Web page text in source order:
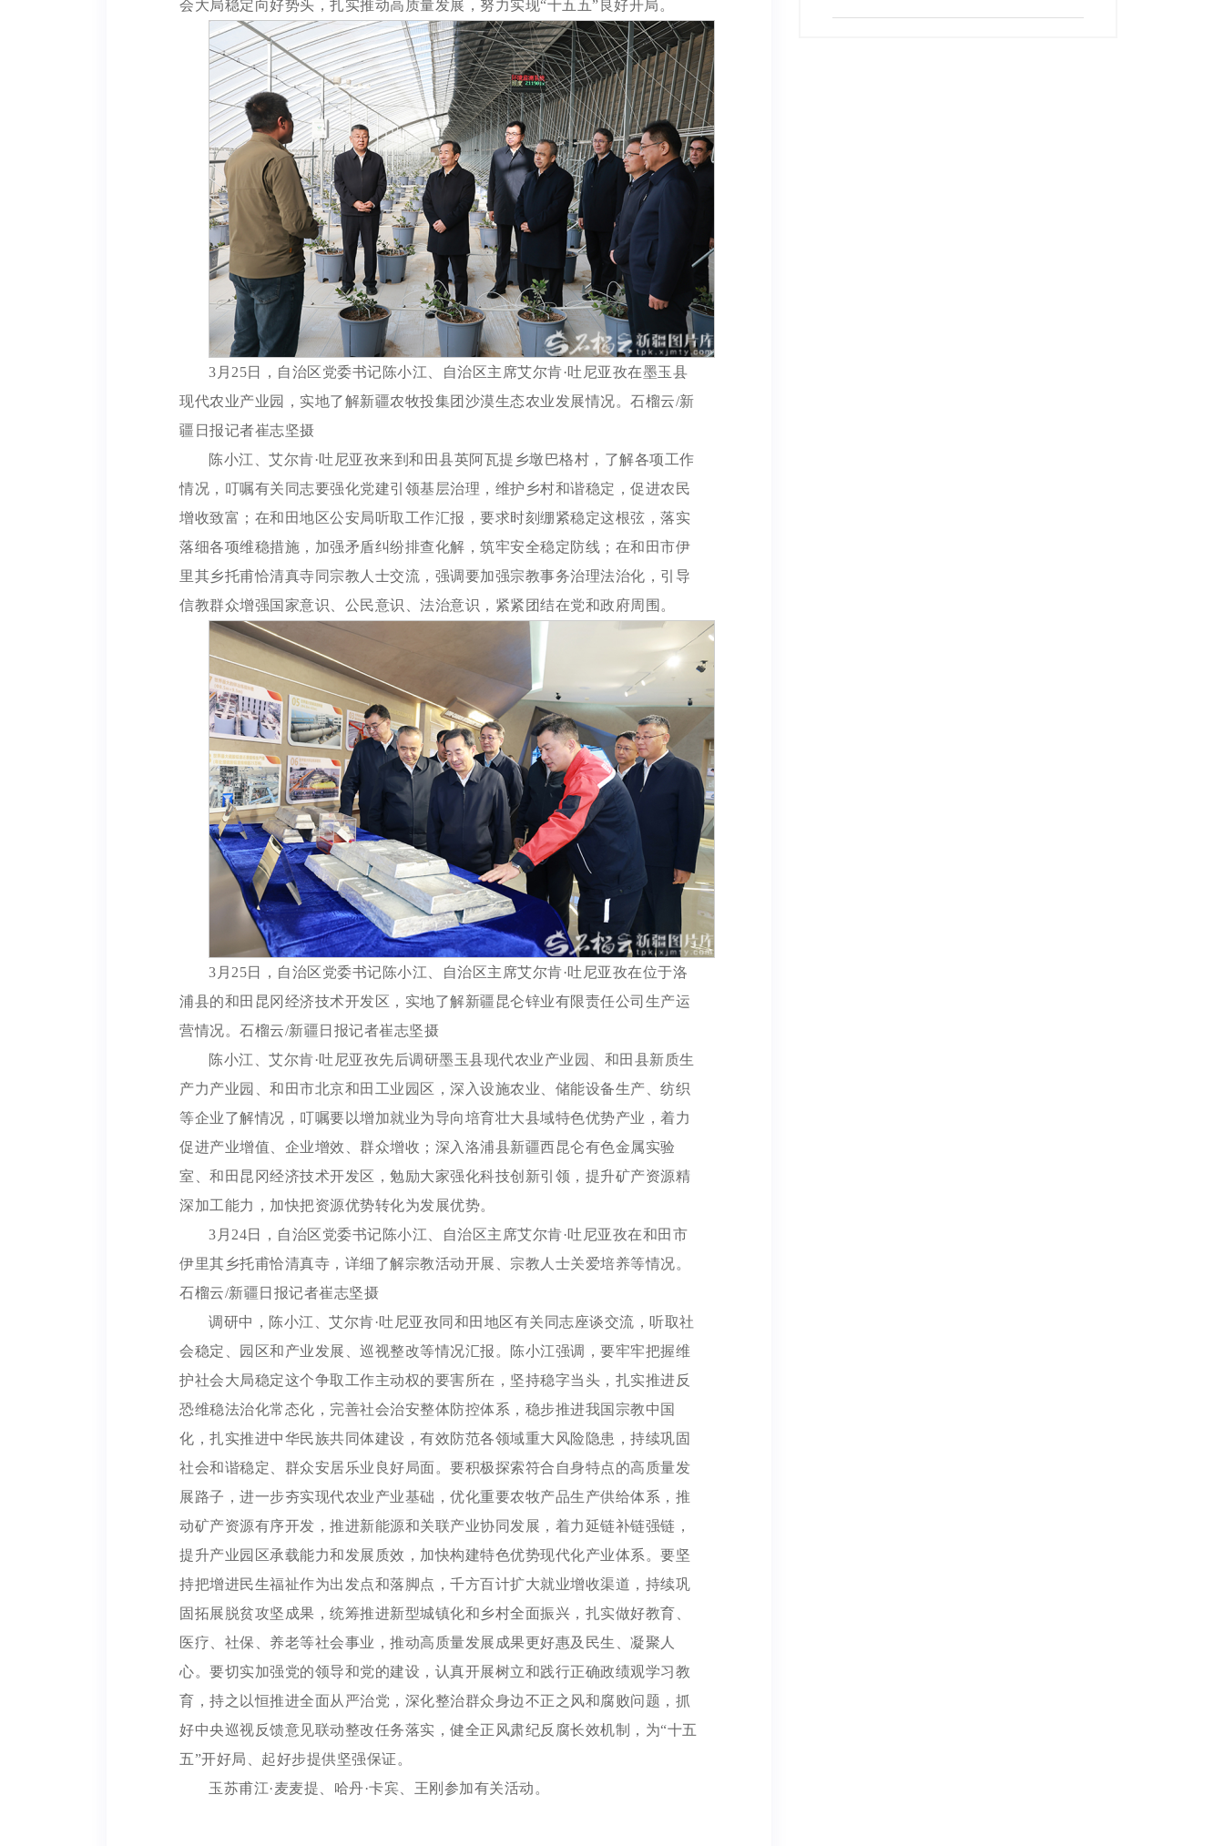
会大局稳定向好势头，扎实推动高质量发展，努力实现“十五五”良好开局。
3月25日，自治区党委书记陈小江、自治区主席艾尔肯·吐尼亚孜在墨玉县
现代农业产业园，实地了解新疆农牧投集团沙漠生态农业发展情况。石榴云/新
疆日报记者崔志坚摄
陈小江、艾尔肯·吐尼亚孜来到和田县英阿瓦提乡墩巴格村，了解各项工作
情况，叮嘱有关同志要强化党建引领基层治理，维护乡村和谐稳定，促进农民
增收致富；在和田地区公安局听取工作汇报，要求时刻绷紧稳定这根弦，落实
落细各项维稳措施，加强矛盾纠纷排查化解，筑牢安全稳定防线；在和田市伊
里其乡托甫恰清真寺同宗教人士交流，强调要加强宗教事务治理法治化，引导
信教群众增强国家意识、公民意识、法治意识，紧紧团结在党和政府周围。
3月25日，自治区党委书记陈小江、自治区主席艾尔肯·吐尼亚孜在位于洛
浦县的和田昆冈经济技术开发区，实地了解新疆昆仑锌业有限责任公司生产运
营情况。石榴云/新疆日报记者崔志坚摄
陈小江、艾尔肯·吐尼亚孜先后调研墨玉县现代农业产业园、和田县新质生
产力产业园、和田市北京和田工业园区，深入设施农业、储能设备生产、纺织
等企业了解情况，叮嘱要以增加就业为导向培育壮大县域特色优势产业，着力
促进产业增值、企业增效、群众增收；深入洛浦县新疆西昆仑有色金属实验
室、和田昆冈经济技术开发区，勉励大家强化科技创新引领，提升矿产资源精
深加工能力，加快把资源优势转化为发展优势。
3月24日，自治区党委书记陈小江、自治区主席艾尔肯·吐尼亚孜在和田市
伊里其乡托甫恰清真寺，详细了解宗教活动开展、宗教人士关爱培养等情况。
石榴云/新疆日报记者崔志坚摄
调研中，陈小江、艾尔肯·吐尼亚孜同和田地区有关同志座谈交流，听取社
会稳定、园区和产业发展、巡视整改等情况汇报。陈小江强调，要牢牢把握维
护社会大局稳定这个争取工作主动权的要害所在，坚持稳字当头，扎实推进反
恐维稳法治化常态化，完善社会治安整体防控体系，稳步推进我国宗教中国
化，扎实推进中华民族共同体建设，有效防范各领域重大风险隐患，持续巩固
社会和谐稳定、群众安居乐业良好局面。要积极探索符合自身特点的高质量发
展路子，进一步夯实现代农业产业基础，优化重要农牧产品生产供给体系，推
动矿产资源有序开发，推进新能源和关联产业协同发展，着力延链补链强链，
提升产业园区承载能力和发展质效，加快构建特色优势现代化产业体系。要坚
持把增进民生福祉作为出发点和落脚点，千方百计扩大就业增收渠道，持续巩
固拓展脱贫攻坚成果，统筹推进新型城镇化和乡村全面振兴，扎实做好教育、
医疗、社保、养老等社会事业，推动高质量发展成果更好惠及民生、凝聚人
心。要切实加强党的领导和党的建设，认真开展树立和践行正确政绩观学习教
育，持之以恒推进全面从严治党，深化整治群众身边不正之风和腐败问题，抓
好中央巡视反馈意见联动整改任务落实，健全正风肃纪反腐长效机制，为“十五
五”开好局、起好步提供坚强保证。
玉苏甫江·麦麦提、哈丹·卡宾、王刚参加有关活动。